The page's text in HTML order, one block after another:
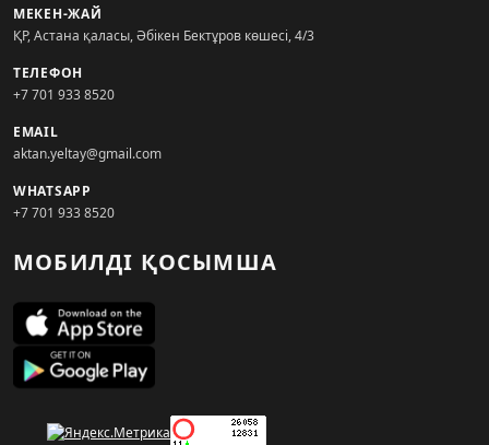
МЕКЕН-ЖАЙ
ҚР, Астана қаласы, Әбікен Бектұров көшесі, 4/3
ТЕЛЕФОН
+7 701 933 8520
EMAIL
aktan.yeltay@gmail.com
WHATSAPP
+7 701 933 8520
МОБИЛДІ ҚОСЫМША